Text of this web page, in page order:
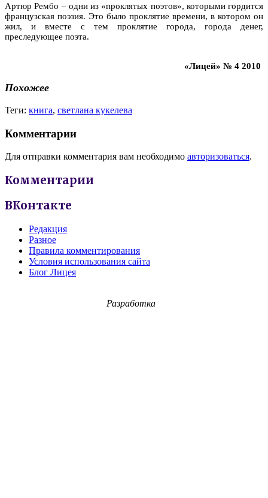
Артюр Рембо – одни из «проклятых поэтов», которыми гордится
французская поэзия. Это было проклятие времени, в котором он
жил, и вместе с тем проклятие города, города денег,
преследующее поэта.
«Лицей» № 4 2010
Похожее
Теги: книга, светлана кукелева
Комментарии
Для отправки комментария вам необходимо авторизоваться.
Комментарии
ВКонтакте
Редакция
Разное
Правила комментирования
Условия использования сайта
Блог Лицея
Разработка